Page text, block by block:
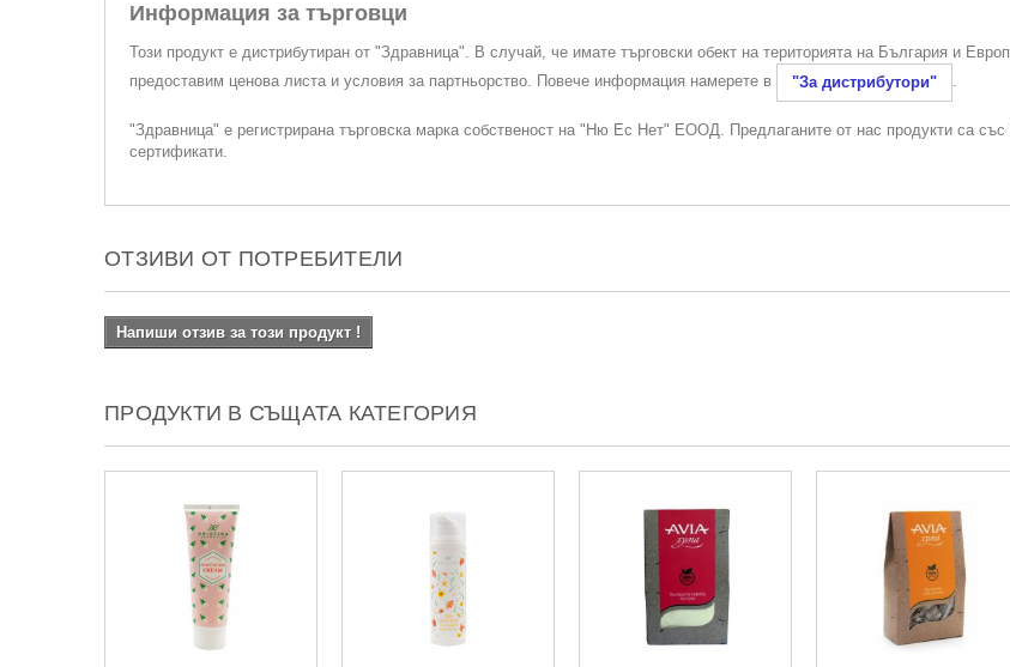
Информация за търговци
Този продукт е дистрибутиран от "Здравница". В случай, че имате търговски обект на територията на България и
предоставим ценова листа и условия за партньорство. Повече информация намерете в
"За дистрибутори" .
"Здравница" е регистрирана търговска марка собственост на "Ню Ес Нет" ЕООД. Предлаганите от нас продукти са
сертификати.
ОТЗИВИ ОТ ПОТРЕБИТЕЛИ
Напиши отзив за този продукт !
ПРОДУКТИ В СЪЩАТА КАТЕГОРИЯ